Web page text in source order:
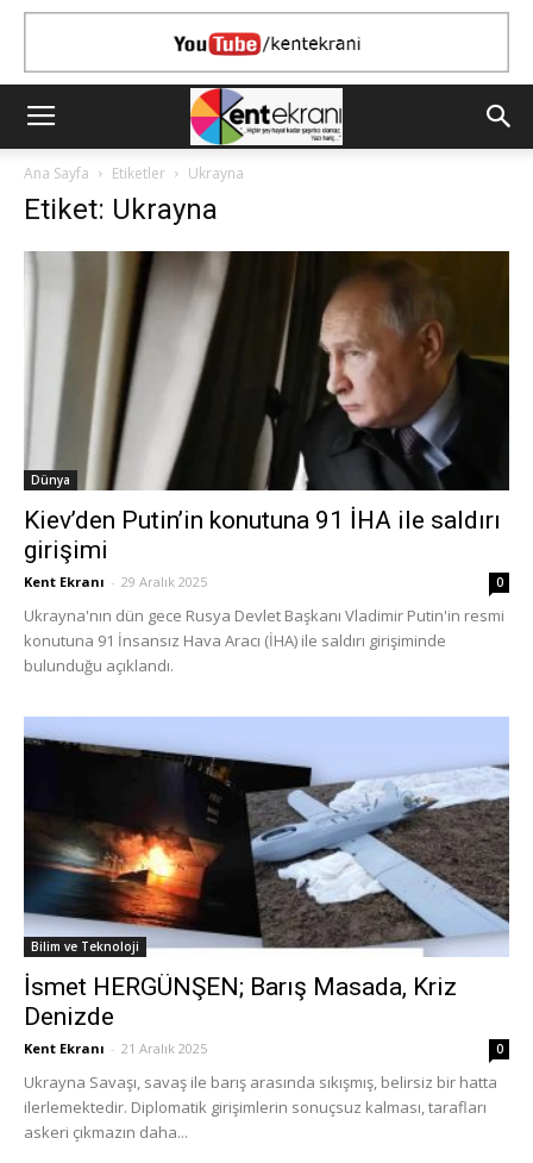
Ana Sayfa Etiketler Ukrayna
Etiket: Ukrayna
Dünya
Kiev’den Putin’in konutuna 91 İHA ile saldırı
girişimi
Kent Ekranı - 29 Aralık 2025 0
Ukrayna'nın dün gece Rusya Devlet Başkanı Vladimir Putin'in resmi
konutuna 91 İnsansız Hava Aracı (İHA) ile saldırı girişiminde
bulunduğu açıklandı.
Bilim ve Teknoloji
İsmet HERGÜNŞEN; Barış Masada, Kriz
Denizde
Kent Ekranı - 21 Aralık 2025 0
Ukrayna Savaşı, savaş ile barış arasında sıkışmış, belirsiz bir hatta
ilerlemektedir. Diplomatik girişimlerin sonuçsuz kalması, tarafları
askeri çıkmazın daha...